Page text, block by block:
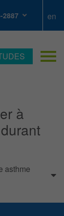
2887
à
asthme